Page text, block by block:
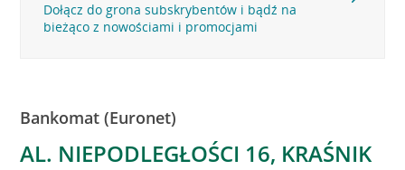
Dołącz do grona subskrybentów i bądź na
bieżąco z nowościami i promocjami
Bankomat (Euronet)
AL. NIEPODLEGŁOŚCI 16, KRAŚNIK